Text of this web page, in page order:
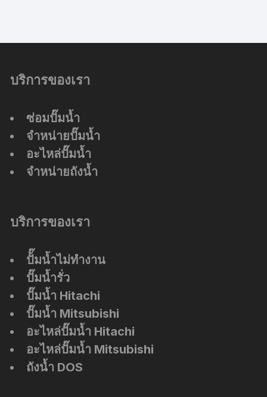
บริการของเรา
ซ่อมปั๊มน้ำ
จำหน่ายปั๊มน้ำ
อะไหล่ปั๊มน้ำ
จำหน่ายถังน้ำ
บริการของเรา
ปัั๊มน้ำไม่ทำงาน
ปั๊มน้ำรั่ว
ปั๊มน้ำ Hitachi
ปั๊มน้ำ Mitsubishi
อะไหล่ปั๊มน้ำ Hitachi
อะไหล่ปั๊มน้ำ Mitsubishi
ถังน้ำ DOS